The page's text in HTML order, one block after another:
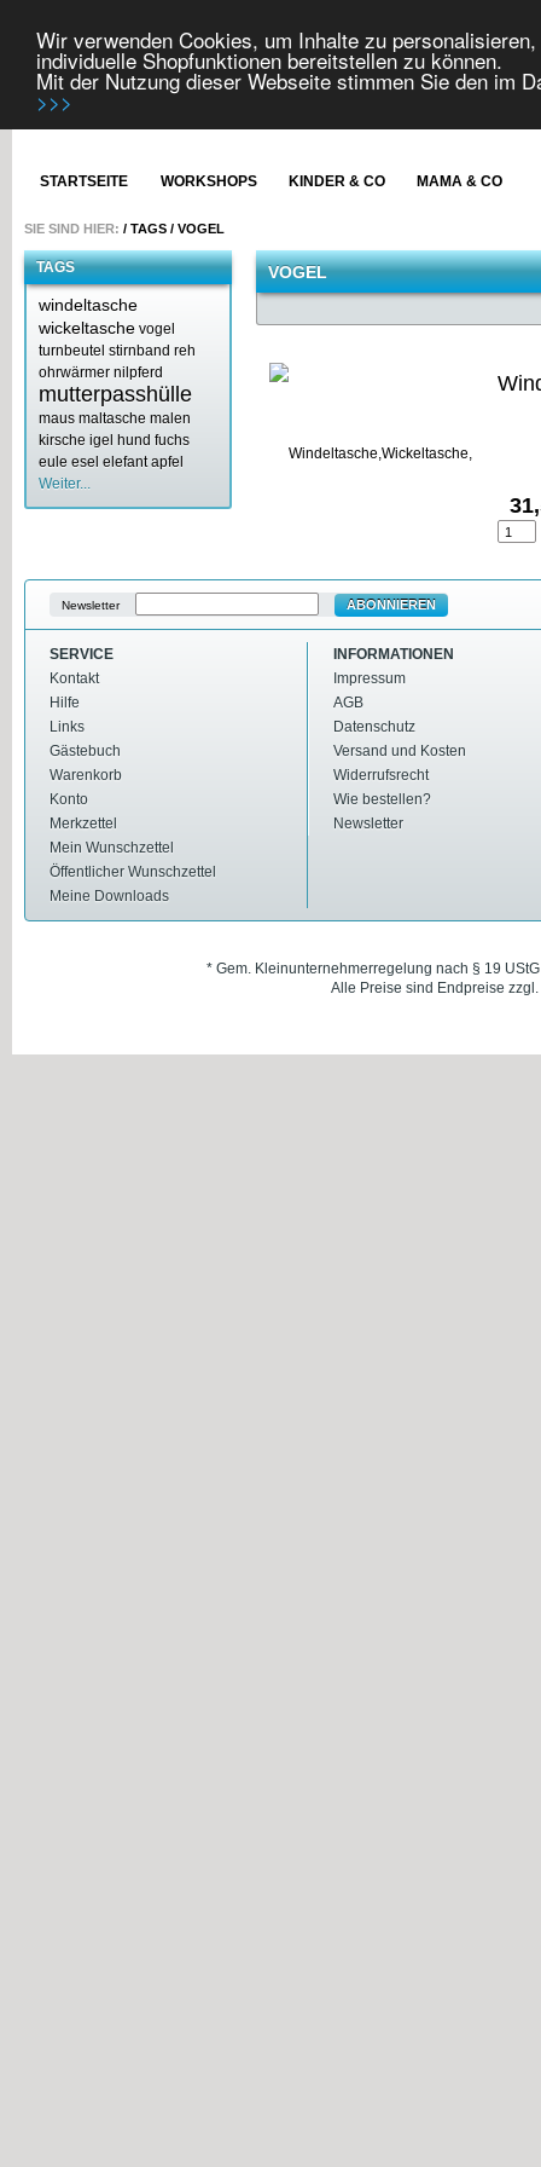
Wir verwenden Cookies, um Inhalte zu
individuelle Shopfunktionen bereitstellen zu können.
Mit der Nutzung dieser Webseite stimmen Sie den im
>>>
STARTSEITE WORKSHOPS KINDER & CO MAMA & CO
SIE SIND HIER: / TAGS / VOGEL
TAGS
windeltasche
wickeltasche vogel
turnbeutel stirnband reh
ohrwärmer nilpferd
mutterpasshülle
maus maltasche malen
kirsche igel hund fuchs
eule esel elefant apfel
Weiter...
VOGEL
Newsletter ABONNIEREN
SERVICE
Kontakt
Hilfe
Links
Gästebuch
Warenkorb
Konto
Merkzettel
Mein Wunschzettel
Öffentlicher Wunschzettel
Meine Downloads
INFORMATIONEN
Impressum
AGB
Datenschutz
Versand und Kosten
Widerrufsrecht
Wie bestellen?
Newsletter
* Gem. Kleinunternehmerregelung nach § 19
Alle Preise sind Endpreise